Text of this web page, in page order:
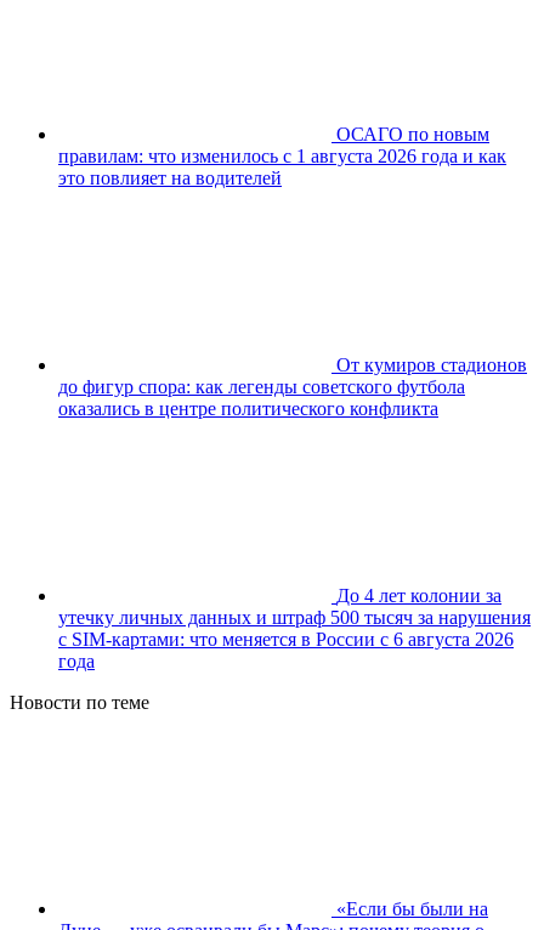
ОСАГО по новым
правилам: что изменилось с 1 августа 2026 года и как
это повлияет на водителей
От кумиров стадионов
до фигур спора: как легенды советского футбола
оказались в центре политического конфликта
До 4 лет колонии за
утечку личных данных и штраф 500 тысяч за нарушения
с SIM-картами: что меняется в России с 6 августа 2026
года
Новости по теме
«Если бы были на